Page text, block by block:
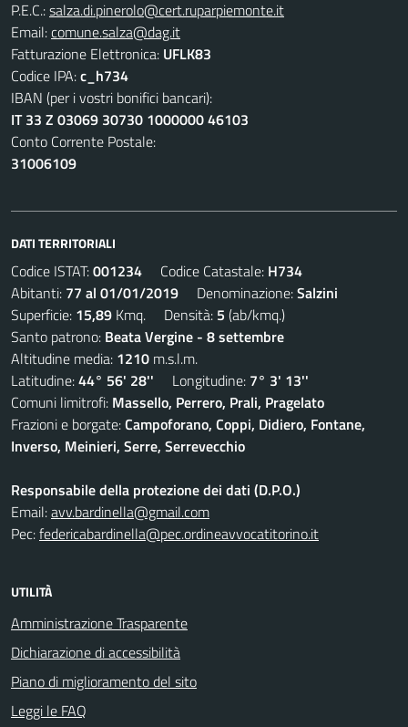
P.E.C.:salza.di.pinerolo@cert.ruparpiemonte.it
Email:comune.salza@dag.it
Fatturazione Elettronica: UFLK83
Codice IPA:c_h734
IBAN (per i vostri bonifici bancari):
IT 33 Z 03069 30730 1000000 46103
Conto Corrente Postale:
31006109
DATI TERRITORIALI
Codice ISTAT:001234 Codice Catastale: H734
Abitanti: 77 al 01/01/2019 Denominazione:Salzini
Superficie: 15,89 Kmq. Densità: 5 (ab/kmq.)
Santo patrono: Beata Vergine - 8 settembre
Altitudine media: 1210 m.s.l.m.
Latitudine:44° 56' 28'' Longitudine: 7° 3' 13''
Comuni limitrofi: Massello, Perrero, Prali, Pragelato
Frazioni e borgate:Campoforano, Coppi, Didiero, Fontane,
Inverso, Meinieri, Serre, Serrevecchio
Responsabile della protezione dei dati (D.P.O.)
Email:avv.bardinella@gmail.com
Pec:federicabardinella@pec.ordineavvocatitorino.it
UTILITÀ
Amministrazione Trasparente
Dichiarazione di accessibilità
Piano di miglioramento del sito
Leggi le FAQ